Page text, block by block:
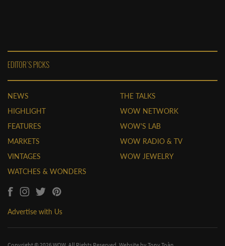
EDITOR'S PICKS
NEWS
HIGHLIGHT
FEATURES
MARKETS
VINTAGES
WATCHES & WONDERS
THE TALKS
WOW NETWORK
WOW'S LAB
WOW RADIO & TV
WOW JEWELRY
Advertise with Us